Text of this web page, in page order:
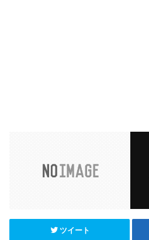
ツイート